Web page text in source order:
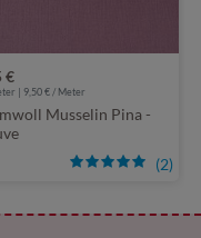
(2)
€
| 9,50 € / Meter
Musselin Pina -